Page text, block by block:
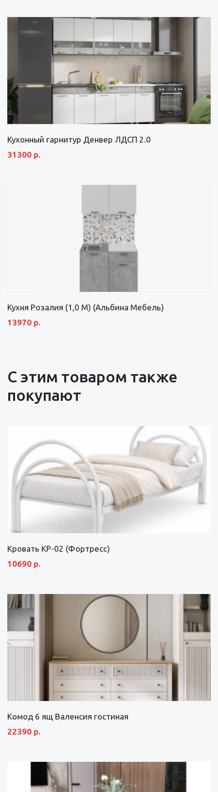
Кухонный гарнитур Денвер ЛДСП 2.0
31300 р.
Кухня Розалия (1,0 М) (Альбина Мебель)
13970 р.
С этим товаром также
покупают
Кровать КР-02 (Фортресс)
10690 р.
Комод 6 ящ Валенсия гостиная
22390 р.